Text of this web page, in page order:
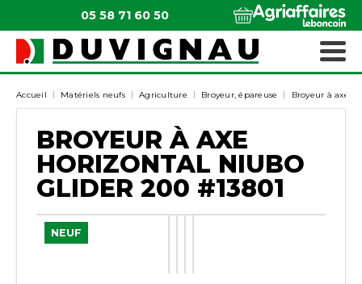
05 58 71 60 50
Accueil Matériels neufs Agriculture Broyeur, épareuse Broyeur à axe
BROYEUR À AXE
HORIZONTAL NIUBO
GLIDER 200 #13801
NEUF